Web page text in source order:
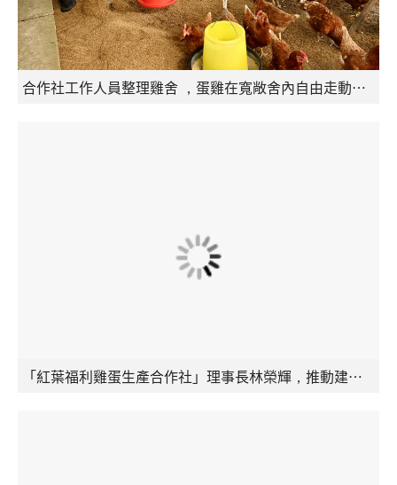
合作社工作人員整理雞舍 ，蛋雞在寬敞舍內自由走動——低密度放牧，是紅葉福利雞蛋最基本的堅持
「紅葉福利雞蛋生產合作社」理事長林榮輝，推動建置合作社以「養雞」和「銷售雞蛋」為媒介，讓部落型產業也能成為長者照護系統。